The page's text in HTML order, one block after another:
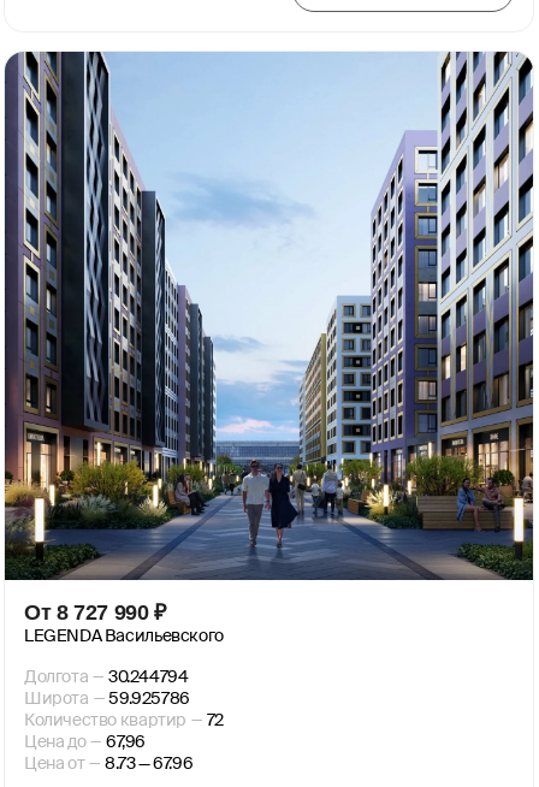
От 8 727 990 ₽
LEGENDA Васильевского
Долгота — 30.244794
Широта — 59.925786
Количество квартир — 72
Цена до — 67,96
Цена от — 8.73 — 67.96